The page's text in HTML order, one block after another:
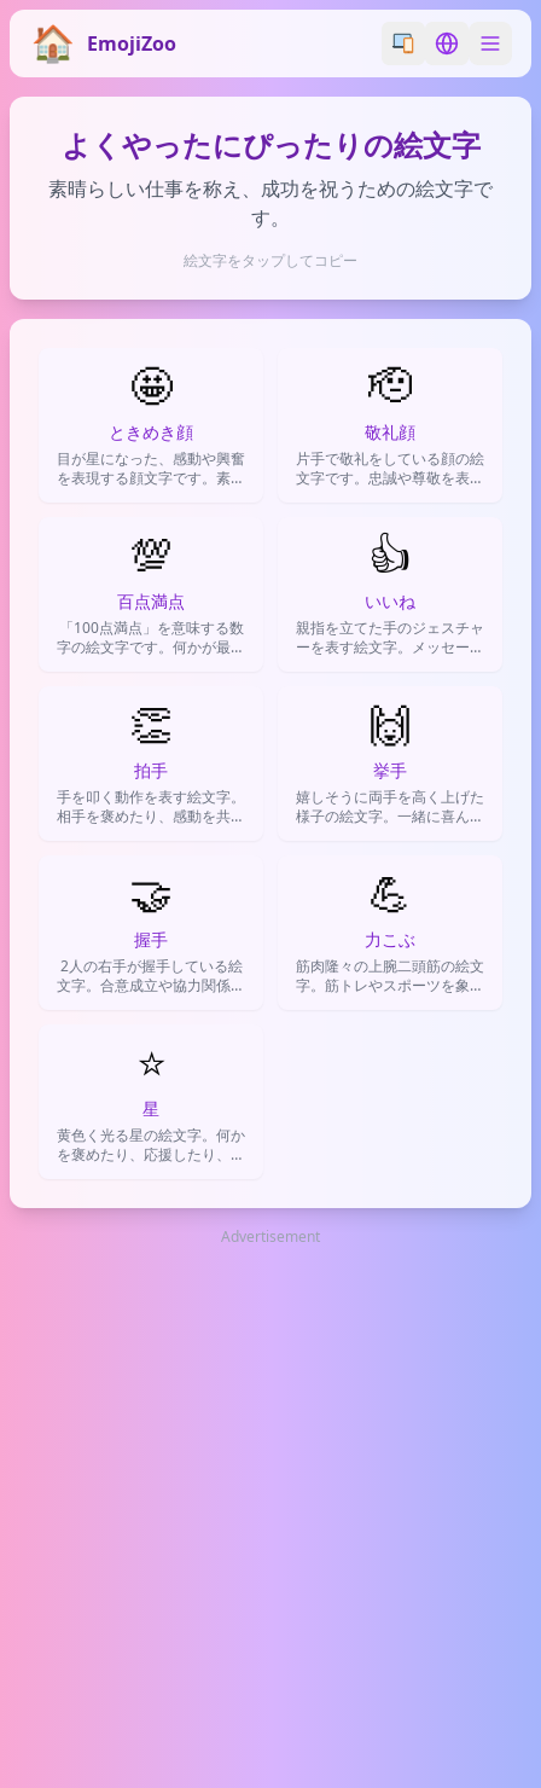
EmojiZoo Switch emoji
Switch
よくやったにぴったりの絵文字
素晴らしい仕事を称え、成功を祝うための絵文字で
す。
絵文字をタップしてコピー
🤩
ときめき顔
目が星になった、感動や興奮
を表現する顔文字です。素晴
🫡
敬礼顔
片手で敬礼をしている顔の絵
文字です。忠誠や尊敬を表し
💯
百点満点
「100点満点」を意味する数
字の絵文字です。何かが最高
めに使います。
👍
いいね
親指を立てた手のジェスチャ
ーを表す絵文字。メッセージ
る。
👏
拍手
手を叩く動作を表す絵文字。
相手を褒めたり、感動を共有
🙌
挙手
嬉しそうに両手を高く上げた
様子の絵文字。一緒に喜んだ
🤝
握手
2人の右手が握手している絵
文字。合意成立や協力関係、
💪
力こぶ
筋肉隆々の上腕二頭筋の絵文
字。筋トレやスポーツを象徴
⭐
星
黄色く光る星の絵文字。何か
を褒めたり、応援したり、重
チックな雰囲気作りにも使え
Advertisement